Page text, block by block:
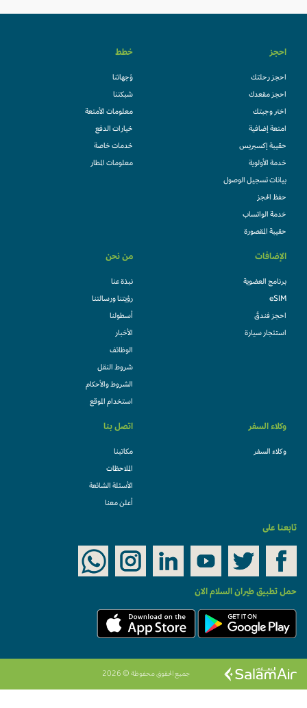
احجز
احجز رحلتك
احجز مقعدك
اختر وجبتك
امتعة إضافية
حقيبة إكسبريس
خدمة الأولوية
بيانات تسجيل الوصول
حفظ الحجز
خدمة الواتساب
حقيبة المقصورة
خطط
وُجهاتنا
شبكتنا
معلومات الأمتعة
خيارات الدفع
خدمات خاصة
معلومات المطار
الإضافات
برنامج العضوية
eSIM
احجز فندقً
استئجار سيارة
من نحن
نبذة عنا
رؤيتنا ورسالتنا
أسطولنا
الأخبار
الوظائف
شروط النقل
الشروط والأحكام
استخدام الموقع
وكلاء السفر
وكلاء السفر
اتصل بنا
مكاتبنا
الملاحظات
الأسئلة الشائعة
أعلن معنا
تابعنا على
حمل تطبيق طيران السلام الان
جميع الحقوق محفوظة © 2026